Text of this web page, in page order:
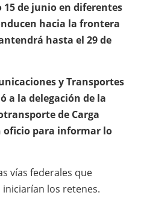
15 de junio en diferentes
hacia la frontera
hasta el 29 de
y Transportes
a la delegación de la
de Carga
oficio para informar lo
vías federales que
los retenes.